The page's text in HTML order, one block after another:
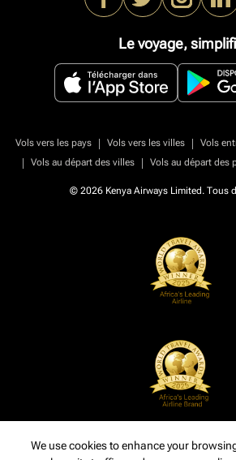
Le voyage,
Vols vers les pays | Vols vers les villes | Vols
|
Vols au départ des villes | Vols au départ des
© 2026 Kenya Airways Limited. Tous
We use cookies to enhance your